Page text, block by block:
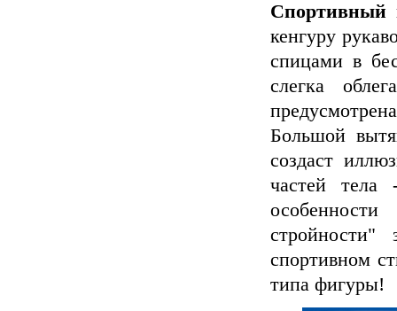
Спортивный
кенгуру
спицами в
слегка
Большой
создаст
частей тела
стройности"
спортивном
типа фигуры!